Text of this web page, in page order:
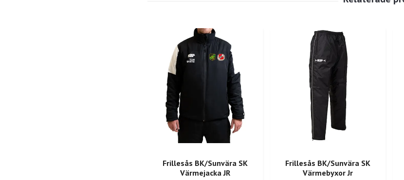
Frillesås BK/Sunvära SK
Värmejacka JR
Frillesås BK/Sunvära SK
Värmebyxor Jr